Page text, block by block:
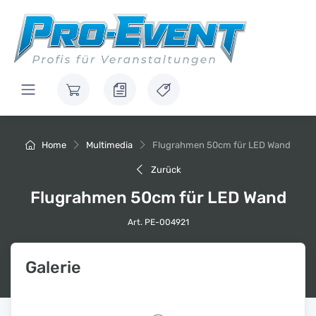
Home Multimedia Flugrahmen 50cm für LED Wand
Zurück
Flugrahmen 50cm für LED Wand
Art. PE-004921
Galerie